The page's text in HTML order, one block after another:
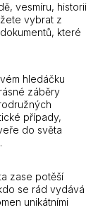
vesmíru, historii
vybrat z
které
hledáčku
záběry
případy,
do světa
zase potěší
se rád vydává
unikátními